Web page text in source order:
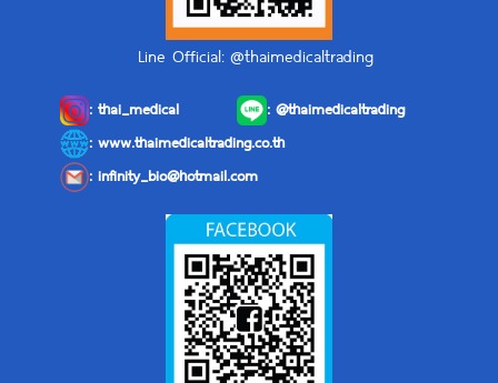
Line Official: @thaimedicaltrading
:thai_medical : @thaimedicaltrading
: www.thaimedicaltrading.co.th
:infinity_bio@hotmail.com